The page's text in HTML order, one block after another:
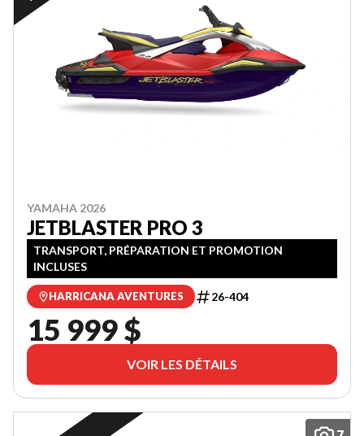
YAMAHA 2026
JETBLASTER PRO 3
TRANSPORT, PRÉPARATION ET PROMOTION
INCLUSES
HARRICANA AVENTURES 26-404
15 999 $
VOIR LES DÉTAILS